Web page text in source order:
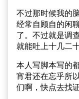
不过那时候我的
经常自顾自的闲
了。不过就是调
就能吐上十几二
本人写脚本写的
宵君还在忘乎所
们啊，快点去找